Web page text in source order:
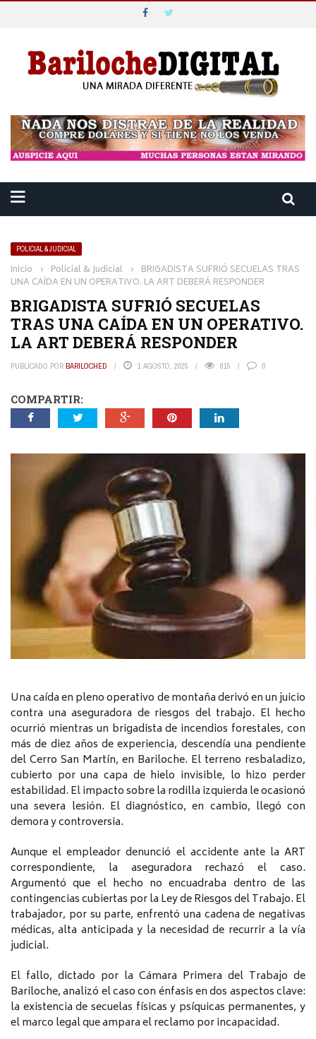
POLICIAL & JUDICIAL
Inicio › Policial & Judicial › BRIGADISTA SUFRIÓ SECUELAS TRAS
UNA CAÍDA EN UN OPERATIVO. LA ART DEBERÁ RESPONDER
BRIGADISTA SUFRIÓ SECUELAS
TRAS UNA CAÍDA EN UN OPERATIVO.
LA ART DEBERÁ RESPONDER
PUBLICADO POR BARILOCHED 1 AGOSTO, 2025 815 0
COMPARTIR:
Una caída en pleno operativo de montaña derivó en un juicio
contra una aseguradora de riesgos del trabajo. El hecho
ocurrió mientras un brigadista de incendios forestales, con
más de diez años de experiencia, descendía una pendiente
del Cerro San Martín, en Bariloche. El terreno resbaladizo,
cubierto por una capa de hielo invisible, lo hizo perder
estabilidad. El impacto sobre la rodilla izquierda le ocasionó
una severa lesión. El diagnóstico, en cambio, llegó con
demora y controversia.
Aunque el empleador denunció el accidente ante la ART
correspondiente, la aseguradora rechazó el caso.
Argumentó que el hecho no encuadraba dentro de las
contingencias cubiertas por la Ley de Riesgos del Trabajo. El
trabajador, por su parte, enfrentó una cadena de negativas
médicas, alta anticipada y la necesidad de recurrir a la vía
judicial.
El fallo, dictado por la Cámara Primera del Trabajo de
Bariloche, analizó el caso con énfasis en dos aspectos clave:
la existencia de secuelas físicas y psíquicas permanentes, y
el marco legal que ampara el reclamo por incapacidad.